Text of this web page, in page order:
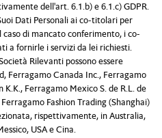
dell'art. 6.1.b) e 6.1.c) GDPR.
Dati Personali ai co-titolari per
di mancato conferimento, i co-
a fornirle i servizi da lei richiesti.
Rilevanti possono essere
Ferragamo Canada Inc., Ferragamo
Ferragamo Mexico S. de R.L. de
Fashion Trading (Shanghai)
rispettivamente, in Australia,
USA e Cina.